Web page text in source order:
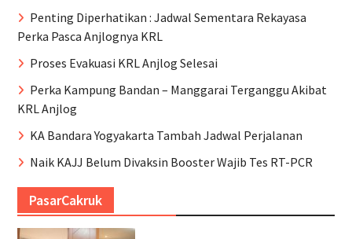
Penting Diperhatikan : Jadwal Sementara Rekayasa
Perka Pasca Anjlognya KRL
Proses Evakuasi KRL Anjlog Selesai
Perka Kampung Bandan – Manggarai Terganggu Akibat
KRL Anjlog
KA Bandara Yogyakarta Tambah Jadwal Perjalanan
Naik KAJJ Belum Divaksin Booster Wajib Tes RT-PCR
PasarCakruk